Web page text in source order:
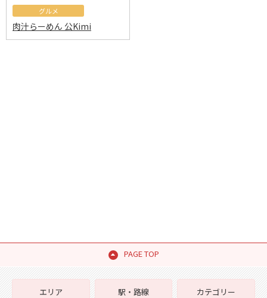
グルメ
肉汁らーめん 公Kimi
PAGE TOP
エリア
駅・路線
カテゴリー